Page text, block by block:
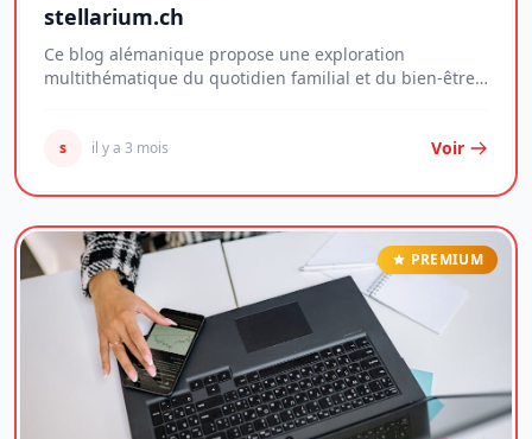
stellarium.ch
Ce blog alémanique propose une exploration
multithématique du quotidien familial et du bien-être
s il y a 3 mois Voir
PREMIUM